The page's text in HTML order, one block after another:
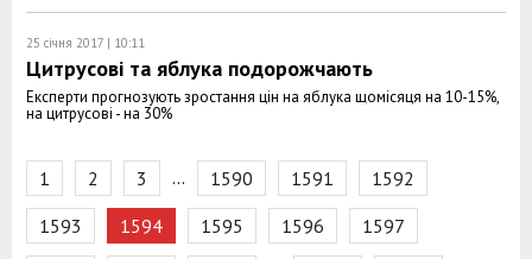
25 січня 2017 | 10:11
Цитрусові та яблука подорожчають
Експерти прогнозують зростання цін на яблука щомісяця на 10-15%,
на цитрусові - на 30%
1 2 3 … 1590 1591
1592
1593
1594 1595 1596
1597